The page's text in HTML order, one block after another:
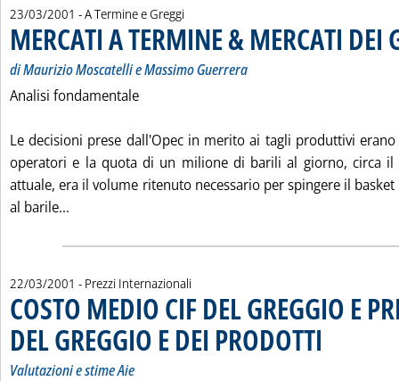
23/03/2001 - A Termine e Greggi
MERCATI A TERMINE & MERCATI DEI
di Maurizio Moscatelli e Massimo Guerrera
Analisi fondamentale
Le decisioni prese dall'Opec in merito ai tagli produttivi
operatori e la quota di un milione di barili al giorno, circa il
attuale, era il volume ritenuto necessario per spingere il
al barile...
22/03/2001 - Prezzi Internazionali
COSTO MEDIO CIF DEL GREGGIO E
DEL GREGGIO E DEI PRODOTTI
Valutazioni e stime Aie